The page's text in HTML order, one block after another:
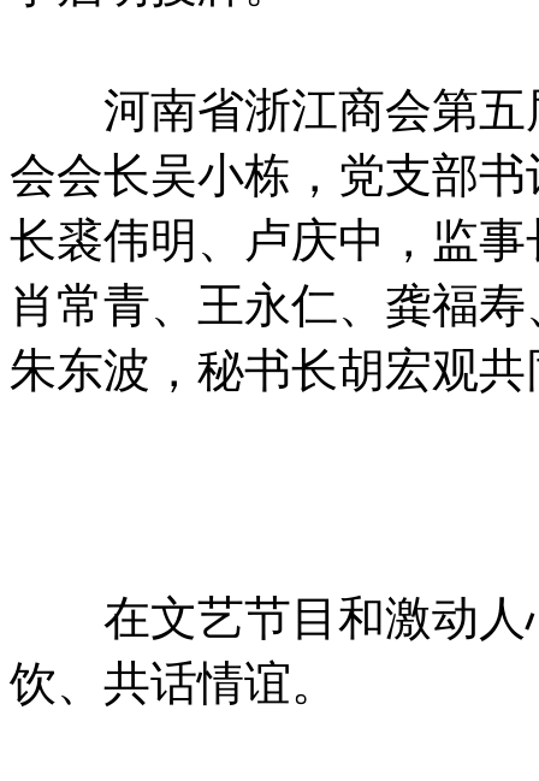
河南省浙江商会第五
会会长吴小栋，党支部
长裘伟明、卢庆中，监
肖常青、王永仁、龚福
朱东波，秘书长胡宏观
在文艺节目和激动人
饮、共话情谊。